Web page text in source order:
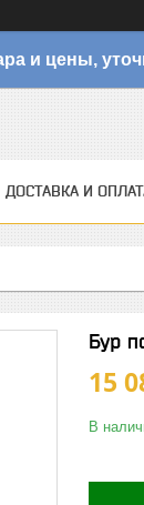
и цены,
ДОСТАВКА И
Бур
15
В